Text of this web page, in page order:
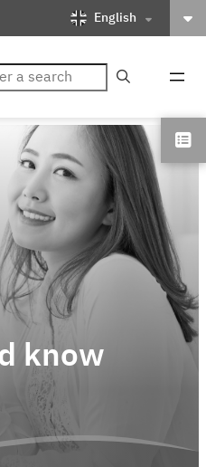
English
know